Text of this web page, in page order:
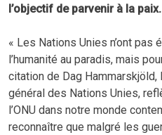
l’objectif de parvenir à la paix.
« Les Nations Unies n’ont pas
l’humanité au paradis, mais
citation de Dag
général des Nations Unies,
l’ONU dans notre monde
reconnaître que malgré les